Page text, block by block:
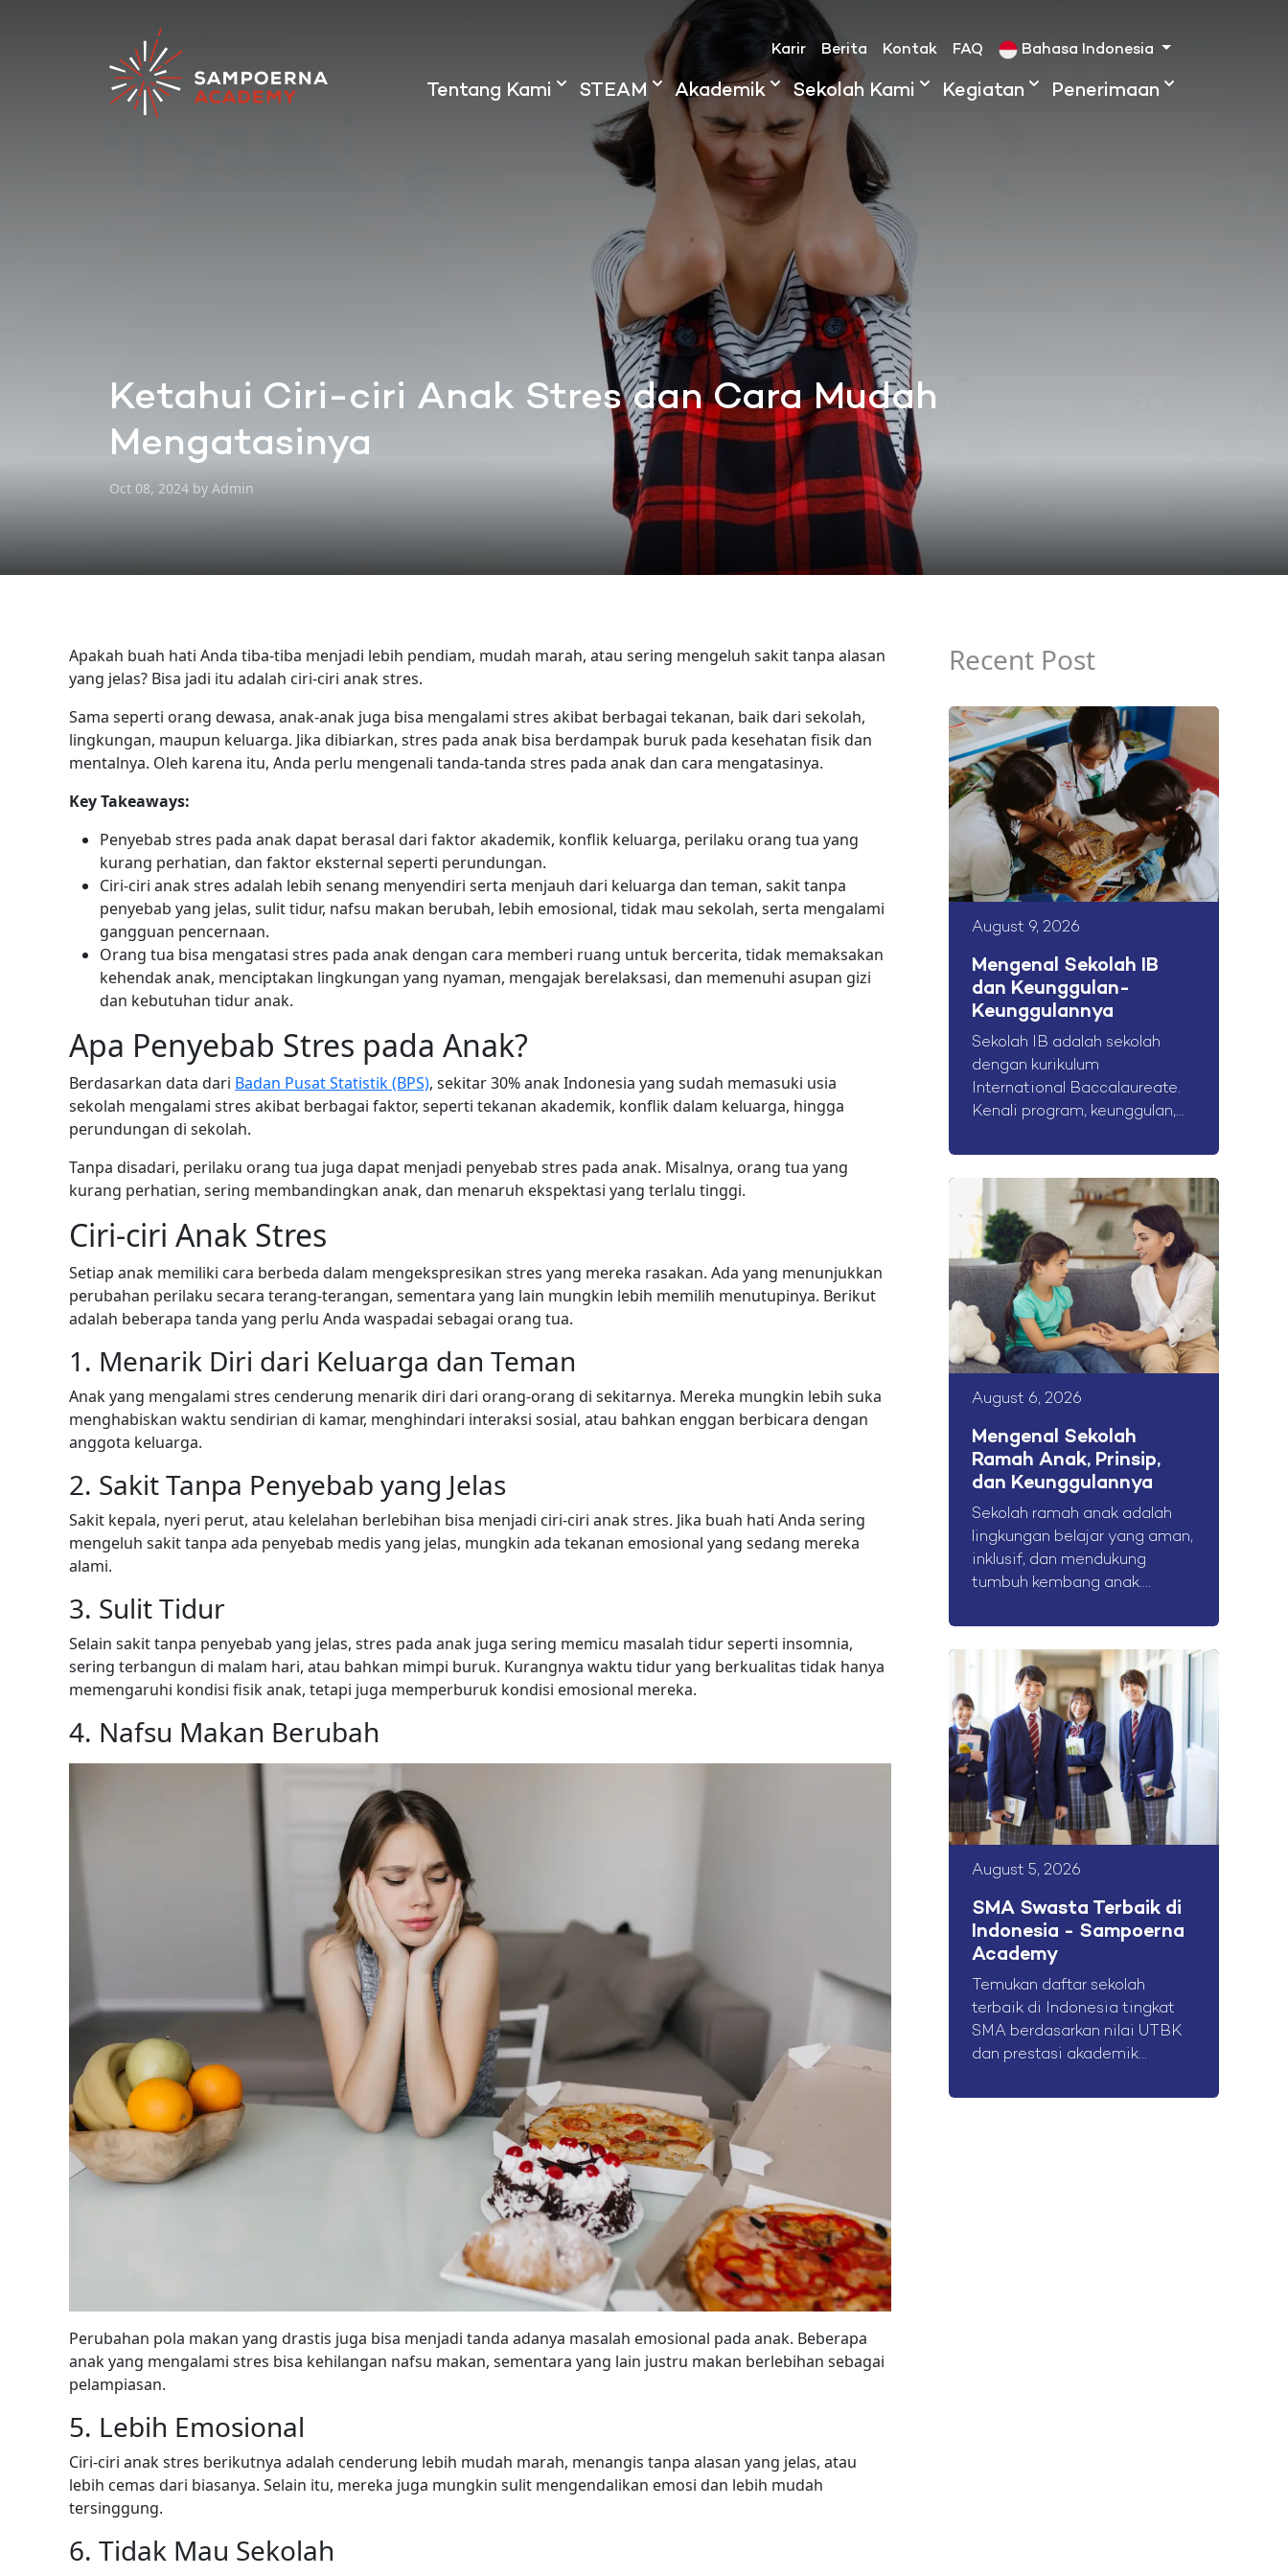
Karir Berita Kontak FAQ Bahasa Indonesia
Tentang Kami STEAM Akademik Sekolah Kami Kegiatan Penerimaan
Ketahui Ciri-ciri Anak Stres dan Cara Mudah
Mengatasinya
Oct 08, 2024 by Admin
Apakah buah hati Anda tiba-tiba menjadi lebih pendiam, mudah marah, atau sering mengeluh sakit tanpa alasan
yang jelas? Bisa jadi itu adalah ciri-ciri anak stres.
Sama seperti orang dewasa, anak-anak juga bisa mengalami stres akibat berbagai tekanan, baik dari sekolah,
lingkungan, maupun keluarga. Jika dibiarkan, stres pada anak bisa berdampak buruk pada kesehatan fisik dan
mentalnya. Oleh karena itu, Anda perlu mengenali tanda-tanda stres pada anak dan cara mengatasinya.
Key Takeaways:
Penyebab stres pada anak dapat berasal dari faktor akademik, konflik keluarga, perilaku orang tua yang
kurang perhatian, dan faktor eksternal seperti perundungan.
Ciri-ciri anak stres adalah lebih senang menyendiri serta menjauh dari keluarga dan teman, sakit tanpa
penyebab yang jelas, sulit tidur, nafsu makan berubah, lebih emosional, tidak mau sekolah, serta mengalami
gangguan pencernaan.
Orang tua bisa mengatasi stres pada anak dengan cara memberi ruang untuk bercerita, tidak memaksakan
kehendak anak, menciptakan lingkungan yang nyaman, mengajak berelaksasi, dan memenuhi asupan gizi
dan kebutuhan tidur anak.
Apa Penyebab Stres pada Anak?
Berdasarkan data dari Badan Pusat Statistik (BPS), sekitar 30% anak Indonesia yang sudah memasuki usia
sekolah mengalami stres akibat berbagai faktor, seperti tekanan akademik, konflik dalam keluarga, hingga
perundungan di sekolah.
Tanpa disadari, perilaku orang tua juga dapat menjadi penyebab stres pada anak. Misalnya, orang tua yang
kurang perhatian, sering membandingkan anak, dan menaruh ekspektasi yang terlalu tinggi.
Ciri-ciri Anak Stres
Setiap anak memiliki cara berbeda dalam mengekspresikan stres yang mereka rasakan. Ada yang menunjukkan
perubahan perilaku secara terang-terangan, sementara yang lain mungkin lebih memilih menutupinya. Berikut
adalah beberapa tanda yang perlu Anda waspadai sebagai orang tua.
1. Menarik Diri dari Keluarga dan Teman
Anak yang mengalami stres cenderung menarik diri dari orang-orang di sekitarnya. Mereka mungkin lebih suka
menghabiskan waktu sendirian di kamar, menghindari interaksi sosial, atau bahkan enggan berbicara dengan
anggota keluarga.
2. Sakit Tanpa Penyebab yang Jelas
Sakit kepala, nyeri perut, atau kelelahan berlebihan bisa menjadi ciri-ciri anak stres. Jika buah hati Anda sering
mengeluh sakit tanpa ada penyebab medis yang jelas, mungkin ada tekanan emosional yang sedang mereka
alami.
3. Sulit Tidur
Selain sakit tanpa penyebab yang jelas, stres pada anak juga sering memicu masalah tidur seperti insomnia,
sering terbangun di malam hari, atau bahkan mimpi buruk. Kurangnya waktu tidur yang berkualitas tidak hanya
memengaruhi kondisi fisik anak, tetapi juga memperburuk kondisi emosional mereka.
4. Nafsu Makan Berubah
Perubahan pola makan yang drastis juga bisa menjadi tanda adanya masalah emosional pada anak. Beberapa
anak yang mengalami stres bisa kehilangan nafsu makan, sementara yang lain justru makan berlebihan sebagai
pelampiasan.
5. Lebih Emosional
Ciri-ciri anak stres berikutnya adalah cenderung lebih mudah marah, menangis tanpa alasan yang jelas, atau
lebih cemas dari biasanya. Selain itu, mereka juga mungkin sulit mengendalikan emosi dan lebih mudah
tersinggung.
6. Tidak Mau Sekolah
Recent Post
August 9, 2026
Mengenal Sekolah IB
dan Keunggulan-
Keunggulannya
Sekolah IB adalah sekolah
dengan kurikulum
International Baccalaureate.
Kenali program, keunggulan,...
August 6, 2026
Mengenal Sekolah
Ramah Anak, Prinsip,
dan Keunggulannya
Sekolah ramah anak adalah
lingkungan belajar yang aman,
inklusif, dan mendukung
tumbuh kembang anak....
August 5, 2026
SMA Swasta Terbaik di
Indonesia - Sampoerna
Academy
Temukan daftar sekolah
terbaik di Indonesia tingkat
SMA berdasarkan nilai UTBK
dan prestasi akademik...